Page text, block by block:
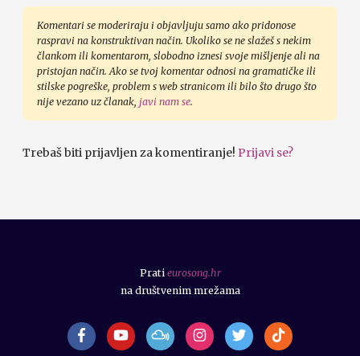
Komentari se moderiraju i objavljuju samo ako pridonose
raspravi na konstruktivan način. Ukoliko se ne slažeš s nekim
člankom ili komentarom, slobodno iznesi svoje mišljenje ali na
pristojan način. Ako se tvoj komentar odnosi na gramatičke ili
stilske pogreške, problem s web stranicom ili bilo što drugo što
nije vezano uz članak, javi nam se.
Trebaš biti prijavljen za komentiranje! Prijavi se?
Prati eurosong.hr
na društvenim mrežama